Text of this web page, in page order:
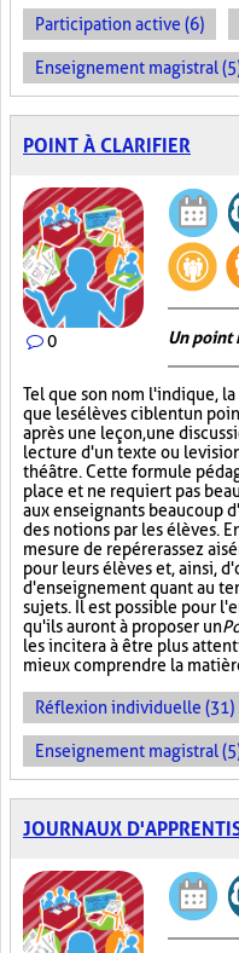
Participation active (6)
Enseignement magistral
POINT À CLARIFIER
0 Un
Tel que son nom l'indique,
que les élèves ciblent un
après une leçon, une
lecture d'un texte ou le
théâtre. Cette formule
place et ne requiert pas
aux enseignants beaucoup
des notions par les élèves.
mesure de repérer assez
pour leurs élèves et, ainsi,
d'enseignement quant au
sujets. Il est possible pour
qu'ils auront à proposer un
les incitera à être plus
mieux comprendre la
Réflexion individuelle (31)
Enseignement magistral
JOURNAUX